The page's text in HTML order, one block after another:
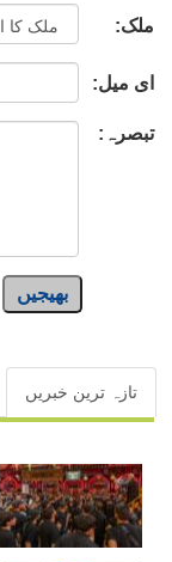
ملک:
ای میل:
تبصرہ:
بھیجیں
تازہ ترین خبریں